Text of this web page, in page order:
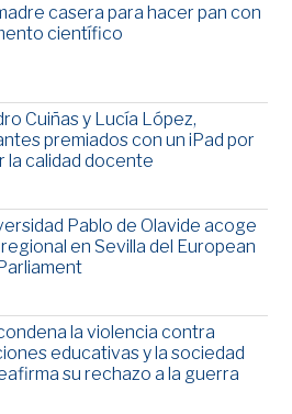
casera para hacer pan con
científico
Cuiñas y Lucía López,
premiados con un iPad por
la calidad docente
Pablo de Olavide acoge
en Sevilla del European
la violencia contra
educativas y la sociedad
su rechazo a la guerra